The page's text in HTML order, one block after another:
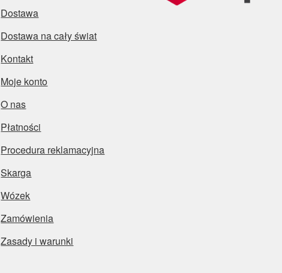
Dostawa
Dostawa na cały świat
Kontakt
Moje konto
O nas
Płatności
Procedura reklamacyjna
Skarga
Wózek
Zamówienia
Zasady i warunki